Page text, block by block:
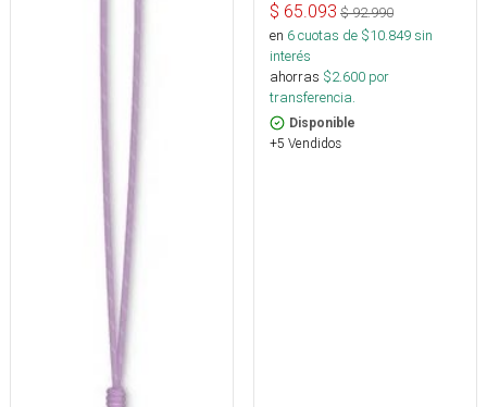
$ 65.093 $92.990
en 6cuotas de $10.849sin
interés
ahorras $2.600 por
transferencia.
Disponible
+5 Vendidos